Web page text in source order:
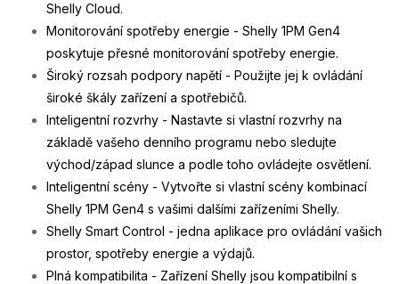
Shelly Cloud.
Monitorování spotřeby energie - Shelly 1PM Gen4
poskytuje přesné monitorování spotřeby energie.
Široký rozsah podpory napětí - Použijte jej k ovládání
široké škály zařízení a spotřebičů.
Inteligentní rozvrhy - Nastavte si vlastní rozvrhy na
základě vašeho denního programu nebo sledujte
východ/západ slunce a podle toho ovládejte osvětlení.
Inteligentní scény - Vytvořte si vlastní scény kombinací
Shelly 1PM Gen4 s vašimi dalšími zařízeními Shelly.
Shelly Smart Control - jedna aplikace pro ovládání vašich
prostor, spotřeby energie a výdajů.
Plná kompatibilita - Zařízení Shelly jsou kompatibilní s